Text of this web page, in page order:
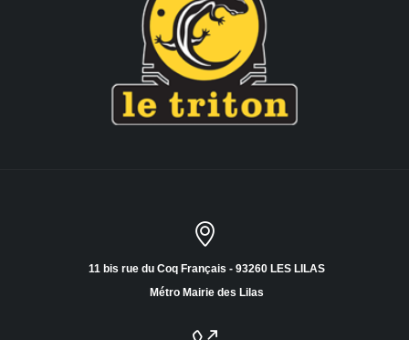
11 bis rue du Coq Français - 93260 LES LILAS
Métro Mairie des Lilas